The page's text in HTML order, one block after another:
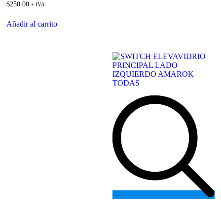
$250.00 + IVA
Añadir al carrito